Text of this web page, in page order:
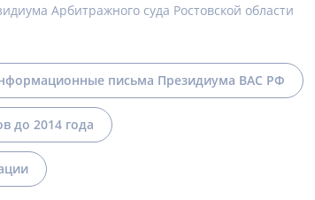
Арбитражного суда Ростовской области
письма Президиума ВАС РФ
до 2014 года